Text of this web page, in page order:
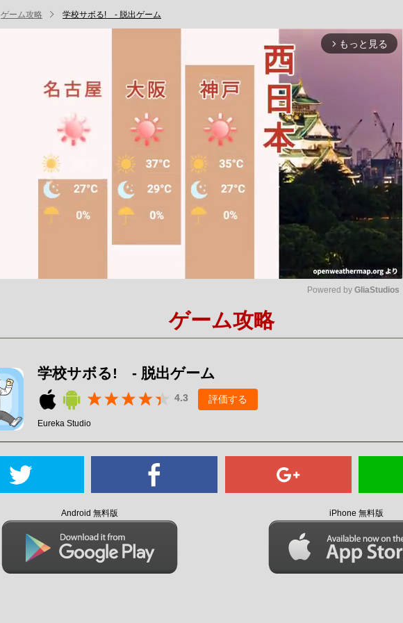
ゲーム攻略 学校サボる! - 脱出ゲーム
arrow_forward_ios もっと見る
Powered by GliaStudios
ゲーム攻略
学校サボる! - 脱出ゲーム
4.3 評価する
Eureka Studio
Android 無料版 iPhone 無料版